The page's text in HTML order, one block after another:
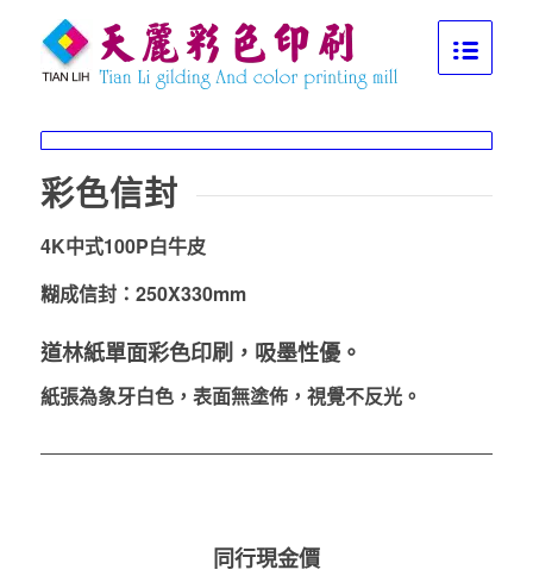
Lorem ipsum dolor sit amet, consectetuer adipiscing elit. Aenean
彩色信封
4K中式100P白牛皮
糊成信封：250X330mm
道林紙單面彩色印刷，吸墨性優。
紙張為象牙白色，表面無塗佈，視覺不反光。
同行現金價